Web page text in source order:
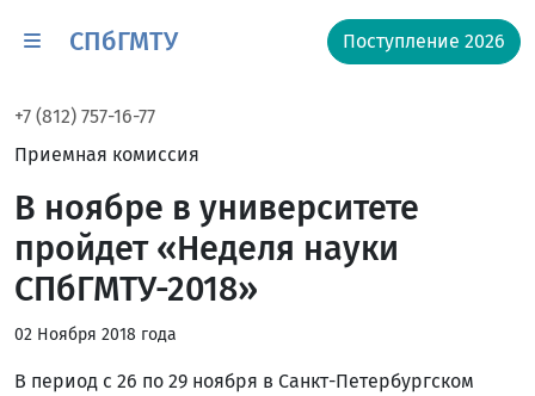
СПбГМТУ Поступление 2026
+7 (812) 757-16-77
Приемная комиссия
В ноябре в университете
пройдет «Неделя науки
СПбГМТУ-2018»
02 Ноября 2018 года
В период с 26 по 29 ноября в Санкт-Петербургском